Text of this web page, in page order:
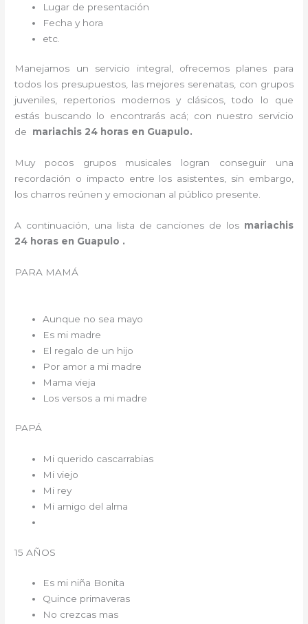
Lugar de presentación
Fecha y hora
etc.
Manejamos un servicio integral, ofrecemos planes para
todos los presupuestos, las mejores serenatas, con grupos
juveniles, repertorios modernos y clásicos, todo lo que
estás buscando lo encontrarás acá; con nuestro servicio
de mariachis 24 horas en Guapulo.
Muy pocos grupos musicales logran conseguir una
recordación o impacto entre los asistentes, sin embargo,
los charros reúnen y emocionan al público presente.
A continuación, una lista de canciones de los mariachis
24 horas en Guapulo .
PARA MAMÁ
Aunque no sea mayo
Es mi madre
El regalo de un hijo
Por amor a mi madre
Mama vieja
Los versos a mi madre
PAPÁ
Mi querido cascarrabias
Mi viejo
Mi rey
Mi amigo del alma
15 AÑOS
Es mi niña Bonita
Quince primaveras
No crezcas mas